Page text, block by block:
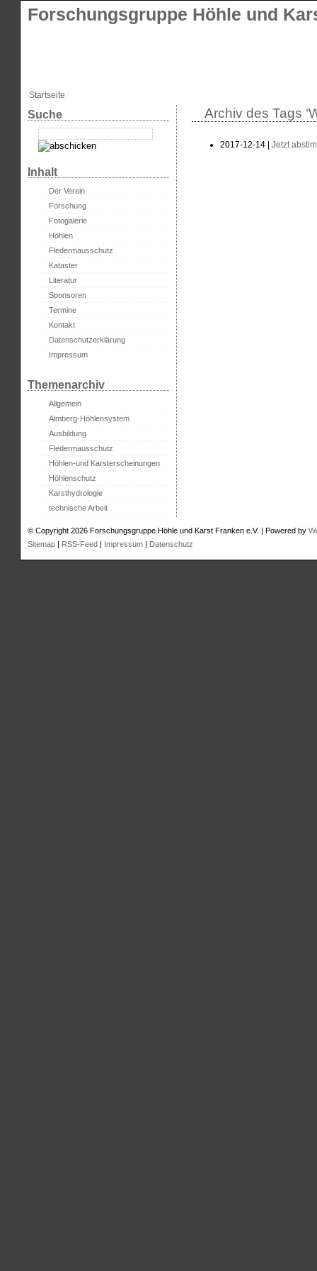
Forschungsgruppe Höhle und
Startseite
Archiv des Tags
2017-12-14 | Jetzt
Suche
Inhalt
Der Verein
Forschung
Fotogalerie
Höhlen
Fledermausschutz
Kataster
Literatur
Sponsoren
Termine
Kontakt
Datenschutzerklärung
Impressum
Themenarchiv
Allgemein
Almberg-Höhlensystem
Ausbildung
Fledermausschutz
Höhlen-und Karsterscheinungen
Höhlenschutz
Karsthydrologie
technische Arbeit
© Copyright 2026 Forschungsgruppe Höhle und Karst Franken e.V. | Powered by
Sitemap | RSS-Feed | Impressum | Datenschutz